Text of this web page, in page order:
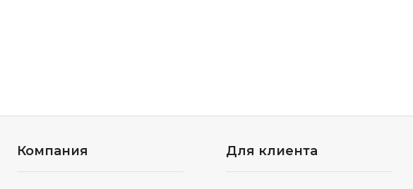
Компания Для клиента